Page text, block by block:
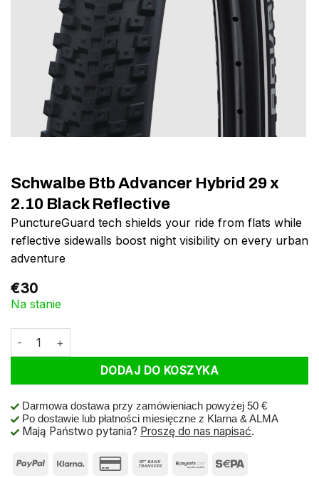
Schwalbe Btb Advancer Hybrid 29 x
2.10 Black Reflective
PunctureGuard tech shields your ride from flats while
reflective sidewalls boost night visibility on every urban
adventure
€30
Na stanie
ilość Schwalbe Btb Advancer Hybrid 29 x 2.10 Black Reflective
DODAJ DO KOSZYKA
Darmowa dostawa przy zamówieniach powyżej 50 €
Po dostawie lub płatności miesięczne z Klarna & ALMA
Mają Państwo pytania? Proszę do nas napisać.